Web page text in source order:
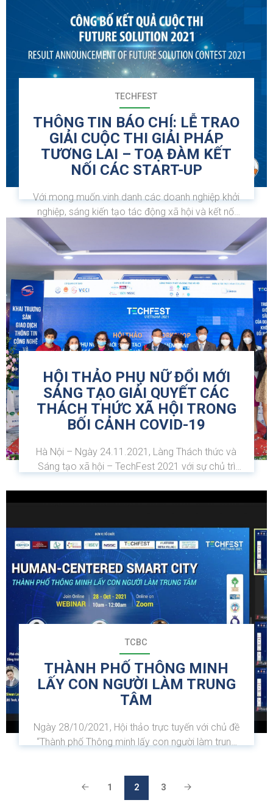
TECHFEST
THÔNG TIN BÁO CHÍ: LỄ TRAO
GIẢI CUỘC THI GIẢI PHÁP
TƯƠNG LAI – TOẠ ĐÀM KẾT
NỐI CÁC START-UP
Với mong muốn vinh danh các doanh nghiệp khởi
nghiệp, sáng kiến tạo tác động xã hội và kết nối
các doanh nghiệp khởi nghiệp với các nhà đầu tư,
góp phần thúc đẩy hệ sinh thái khởi nghiệp sáng
tạo của Việt Nam, giải quyết những thách thức
đặt...
HỘI THẢO PHỤ NỮ ĐỔI MỚI
SÁNG TẠO GIẢI QUYẾT CÁC
THÁCH THỨC XÃ HỘI TRONG
BỐI CẢNH COVID-19
Hà Nội – Ngày 24.11.2021, Làng Thách thức và
Sáng tạo xã hội – TechFest 2021 với sự chủ trì
Nội...
TCBC
THÀNH PHỐ THÔNG MINH
LẤY CON NGƯỜI LÀM TRUNG
TÂM
Ngày 28/10/2021, Hội thảo trực tuyến với chủ đề
“Thành phố Thông minh lấy con người làm trung
nghệ: Làng Đô thị Thông minh và Công nghệ Bất
động sản,...
1 2 3